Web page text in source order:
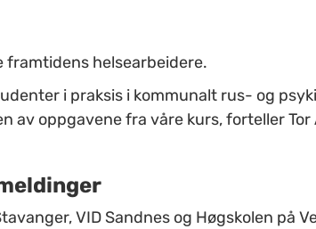
framtidens helsearbeidere.
i praksis i kommunalt rus- og
av oppgavene fra våre kurs, forteller Tor
VID Sandnes og Høgskolen på